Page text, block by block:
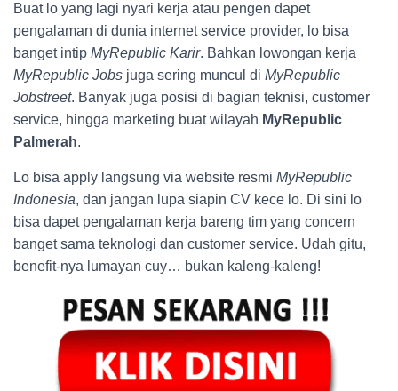
Buat lo yang lagi nyari kerja atau pengen dapet
pengalaman di dunia internet service provider, lo bisa
banget intip MyRepublic Karir. Bahkan lowongan kerja
MyRepublic Jobs juga sering muncul di MyRepublic
Jobstreet. Banyak juga posisi di bagian teknisi, customer
service, hingga marketing buat wilayah MyRepublic
Palmerah.
Lo bisa apply langsung via website resmi MyRepublic
Indonesia, dan jangan lupa siapin CV kece lo. Di sini lo
bisa dapet pengalaman kerja bareng tim yang concern
banget sama teknologi dan customer service. Udah gitu,
benefit-nya lumayan cuy… bukan kaleng-kaleng!